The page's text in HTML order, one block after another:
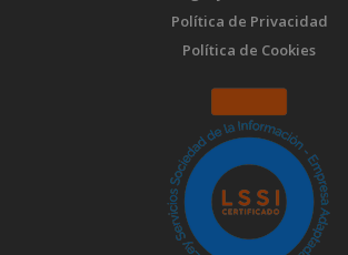
Política de Privacidad
Política de Cookies